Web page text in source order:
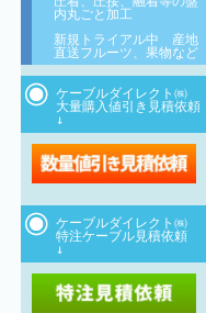
内丸ごと加工
新規トライアル中 産地
直送フルーツ、果物など
ケーブルダイレクト㈱
大量購入値引き見積依頼
↓
ケーブルダイレクト㈱
特注ケーブル見積依頼
↓